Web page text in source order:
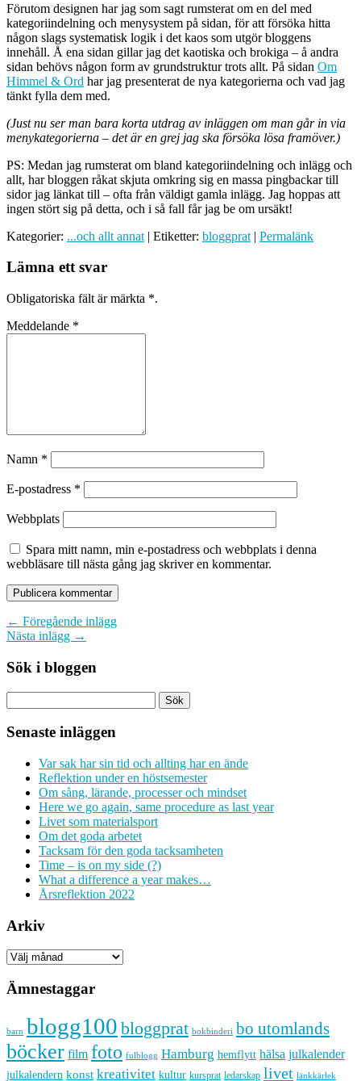
Förutom designen har jag som sagt rumsterat om en del med
kategoriindelning och menysystem på sidan, för att försöka hitta
någon slags systematisk logik i det kaos som utgör bloggens
innehåll. Å ena sidan gillar jag det kaotiska och brokiga – å andra
sidan behövs någon form av grundstruktur trots allt. På sidan Om
Himmel & Ord har jag presenterat de nya kategorierna och vad jag
tänkt fylla dem med.
(Just nu ser man bara korta utdrag av inläggen om man går in via
menykategorierna – det är en grej jag ska försöka lösa framöver.)
PS: Medan jag rumsterat om bland kategoriindelning och inlägg och
allt, har bloggen råkat skjuta omkring sig en massa pingbackar till
sidor jag länkat till – ofta från väldigt gamla inlägg. Jag hoppas att
ingen stört sig på detta, och i så fall får jag be om ursäkt!
Kategorier: ...och allt annat | Etiketter: bloggprat | Permalänk
Lämna ett svar
Obligatoriska fält är märkta *.
Meddelande *
Namn *
E-postadress *
Webbplats
Spara mitt namn, min e-postadress och webbplats i denna
webbläsare till nästa gång jag skriver en kommentar.
← Föregående inlägg
Nästa inlägg →
Sök i bloggen
Senaste inläggen
Var sak har sin tid och allting har en ände
Reflektion under en höstsemester
Om sång, lärande, processer och mindset
Here we go again, same procedure as last year
Livet som materialsport
Om det goda arbetet
Tacksam för den goda tacksamheten
Time – is on my side (?)
What a difference a year makes…
Årsreflektion 2022
Arkiv
Arkiv
Ämnestaggar
barn blogg100 bloggprat bokbinderi bo utomlands
böcker film foto fulblogg Hamburg hemflytt hälsa julkalender
julkalendern konst kreativitet kultur kursprat ledarskap livet länkkärlek